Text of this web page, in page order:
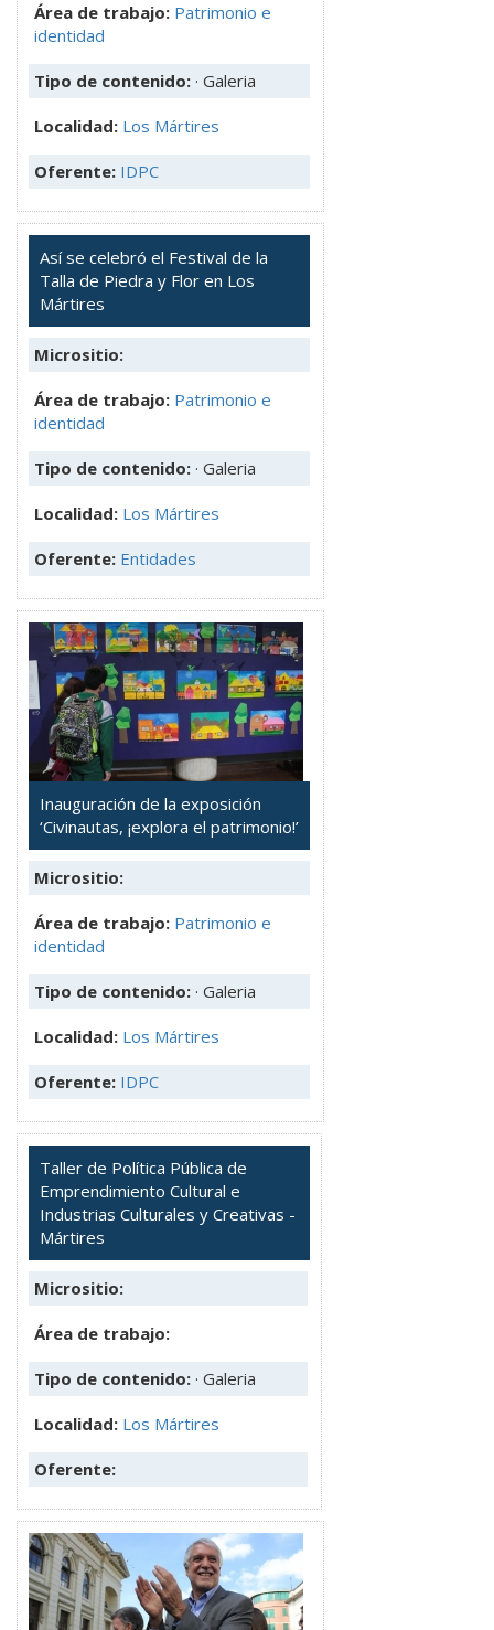
Área de trabajo: Patrimonio e
identidad
Tipo de contenido: · Galeria
Localidad: Los Mártires
Oferente: IDPC
Así se celebró el Festival de la
Talla de Piedra y Flor en Los
Mártires
Micrositio:
Área de trabajo: Patrimonio e
identidad
Tipo de contenido: · Galeria
Localidad: Los Mártires
Oferente: Entidades
Inauguración de la exposición
‘Civinautas, ¡explora el patrimonio!’
Micrositio:
Área de trabajo: Patrimonio e
identidad
Tipo de contenido: · Galeria
Localidad: Los Mártires
Oferente: IDPC
Taller de Política Pública de
Emprendimiento Cultural e
Industrias Culturales y Creativas -
Mártires
Micrositio:
Área de trabajo:
Tipo de contenido: · Galeria
Localidad: Los Mártires
Oferente: